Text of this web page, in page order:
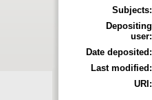
Subjects:
Depositing
user:
Date deposited:
Last modified:
URI: